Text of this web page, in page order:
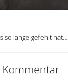
so lange gefehlt hat…
Kommentar